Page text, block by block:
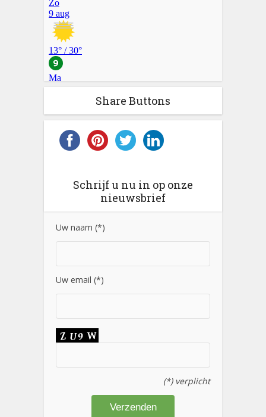
Share Buttons
Schrijf u nu in op onze
nieuwsbrief
Uw naam (*)
Uw email (*)
(*) verplicht